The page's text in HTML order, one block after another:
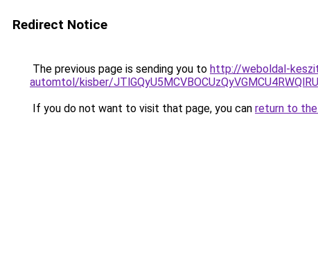
Redirect Notice
The previous page is sending you to http://weboldal-
automtol/kisber/
If you do not want to visit that page, you can return to